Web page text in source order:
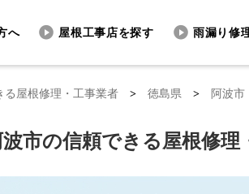
へ 屋根工事店を探す 雨漏り修
る屋根修理・工事業者 > 徳島県 > 阿波市
市の信頼できる屋根修理